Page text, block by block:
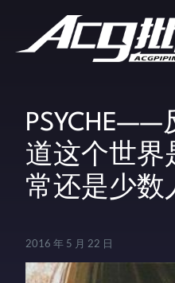
PSYCHE——
道这个世界
常还是少数
2016 年 5 月 22 日